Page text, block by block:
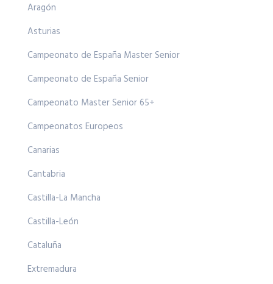
Aragón
Asturias
Campeonato de España Master Senior
Campeonato de España Senior
Campeonato Master Senior 65+
Campeonatos Europeos
Canarias
Cantabria
Castilla-La Mancha
Castilla-León
Cataluña
Extremadura